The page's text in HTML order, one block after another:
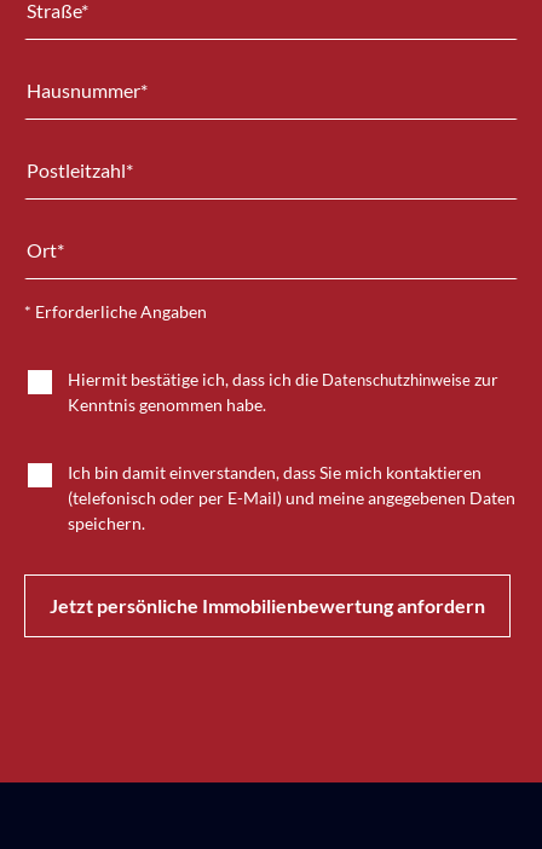
* Erforderliche Angaben
Hiermit bestätige ich, dass ich die Datenschutzhinweisezur
Kenntnis genommen habe.
Ich bin damit einverstanden, dass Sie mich kontaktieren
(telefonisch oder per E-Mail) und meine angegebenen Daten
speichern.
Jetzt persönliche Immobilienbewertung anfordern